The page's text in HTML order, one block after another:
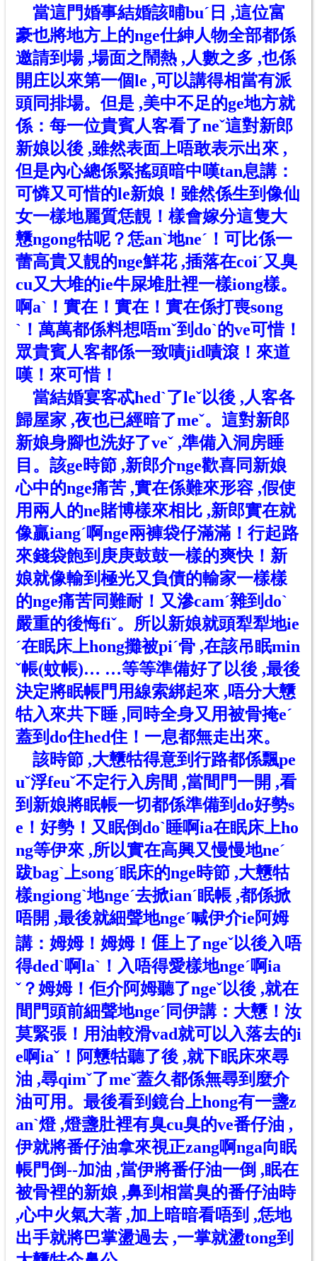
當這門婚事結婚該晡buˊ 日 ,這位富
豪也將地方上的nge仕紳人物全部都係
邀請到場 ,場面之鬧熱 ,人數之多 ,也係
開庄以來第一個le ,可以講得相當有派
頭同排場。但是 ,美中不足的ge地方就
係：每一位貴賓人客看了neˇ這對新郎
新娘以後 ,雖然表面上唔敢表示出來 ,
但是內心總係緊搖頭暗中嘆tan息講：
可憐又可惜的le新娘！雖然係生到像仙
女一樣地麗質恁靚！樣會嫁分這隻大
戇ngong牯呢？恁anˋ地neˊ ！可比係一
蕾高貴又靚的nge鮮花 ,插落在coiˊ又臭
cu又大堆的ie牛屎堆肚裡一樣iong樣。
啊aˋ ！實在！實在！實在係打喪song
ˋ ！萬萬都係料想唔mˇ到doˋ的ve可惜！
眾貴賓人客都係一致嘖jid嘖滾！來道
嘆！來可惜！
當結婚宴客忒hedˋ了leˇ以後 ,人客各
歸屋家 ,夜也已經暗了meˇ。這對新郎
新娘身腳也洗好了veˇ ,準備入洞房睡
目。該ge時節 ,新郎介nge歡喜同新娘
心中的nge痛苦 ,實在係難來形容 ,假使
用兩人的ne賭博樣來相比 ,新郎實在就
像贏iangˊ啊nge兩褲袋仔滿滿！行起路
來錢袋飽到庚庚鼓鼓一樣的爽快！新
娘就像輸到極光又負債的輸家一樣樣
的nge痛苦同難耐！又滲camˊ雜到doˋ
嚴重的後悔fiˇ。所以新娘就頭犁犁地ie
ˊ在眠床上hong攤被piˊ骨 ,在該吊眠min
ˇ帳(蚊帳)… …等等準備好了以後 ,最後
決定將眠帳門用線索綁起來 ,唔分大戇
牯入來共下睡 ,同時全身又用被骨掩eˊ
蓋到do住hed住！一息都無走出來。
該時節 ,大戇牯得意到行路都係飄pe
uˇ浮feuˇ不定行入房間 ,當間門一開 ,看
到新娘將眠帳一切都係準備到do好勢s
e！好勢！又眠倒doˋ睡啊ia在眠床上ho
ng等伊來 ,所以實在高興又慢慢地neˊ
跋bagˋ上songˊ眠床的nge時節 ,大戇牯
樣ngiongˋ地ngeˊ去掀ianˊ眠帳 ,都係掀
唔開 ,最後就細聲地ngeˊ喊伊介ie阿姆
講：姆姆！姆姆！ 𠊎上了ngeˇ以後入唔
得dedˋ啊laˋ ！入唔得愛樣地ngeˊ啊ia
ˇ ？姆姆！佢介阿姆聽了ngeˇ以後 ,就在
間門頭前細聲地ngeˊ同伊講：大戇！汝
莫緊張！用油較滑vad就可以入落去的i
e啊iaˇ ！阿戇牯聽了後 ,就下眠床來尋
油 ,尋qimˇ了meˇ蓋久都係無尋到麼介
油可用。最後看到鏡台上hong有一盞z
anˋ燈 ,燈盞肚裡有臭cu臭的ve番仔油 ,
伊就將番仔油拿來視正zang啊nga向眠
帳門倒--加油 ,當伊將番仔油一倒 ,眠在
被骨裡的新娘 ,鼻到相當臭的番仔油時
,心中火氣大著 ,加上暗暗看唔到 ,恁地
出手就將巴掌盪過去 ,一掌就盪tong到